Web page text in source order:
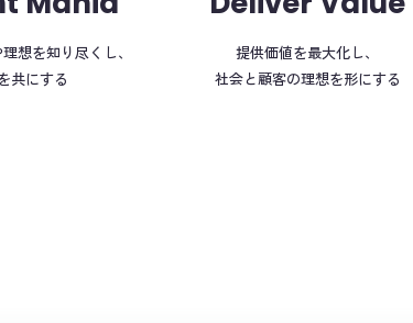
想を知り尽くし、
共にする
提供価値を最大化し、
社会と顧客の理想を形にする